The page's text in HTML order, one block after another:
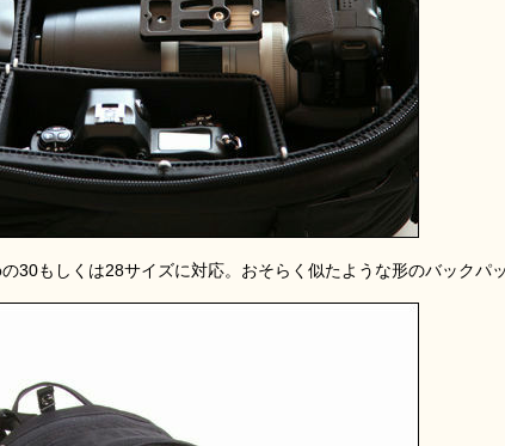
30もしくは28サイズに対応。おそらく似たような形のバックパ